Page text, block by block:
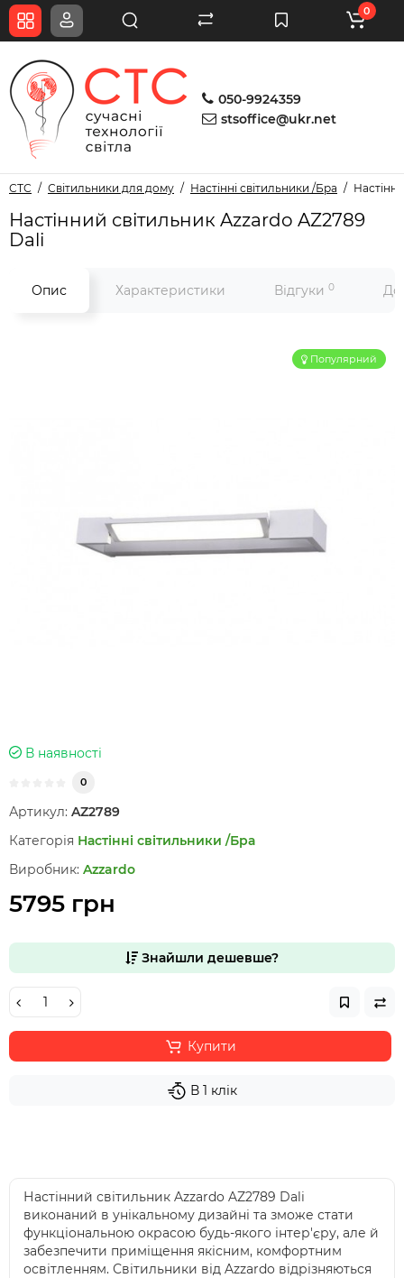
050-9924359
stsoffice@ukr.net
0
СТС Світильники для дому Настінні світильники /Бра
Настінний світильник Azzardo AZ2789
Dali
Опис Характеристики Відгуки 0
Популярний
В наявності
0
Артикул: AZ2789
Категорія Настінні світильники /Бра
Виробник: Azzardo
5795 грн
Знайшли дешевше?
Купити
В 1 клік
Настінний світильник Azzardo AZ2789 Dali
виконаний в унікальному дизайні та зможе стати
функціональною окрасою будь-якого інтер'єру, але й
забезпечити приміщення якісним, комфортним
освітленням. Світильники від Azzardo відрізняються